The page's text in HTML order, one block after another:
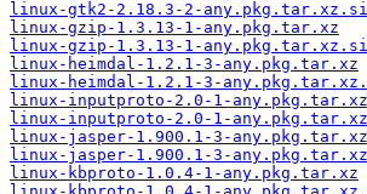
linux-gtk2-2.18.3-2-
linux-gzip-1.3.13-1-any.pkg.tar.xz
linux-gzip-1.3.13-1-
linux-heimdal-1.2.1-3-any.pkg.tar.xz
linux-heimdal-1.2.1-3-
linux-inputproto-2.0-1-any.pkg.tar.xz
linux-inputproto-2.0-1-
linux-jasper-1.900.1-3-any.pkg.tar.xz
linux-jasper-1.900.1-3-
linux-kbproto-1.0.4-1-any.pkg.tar.xz